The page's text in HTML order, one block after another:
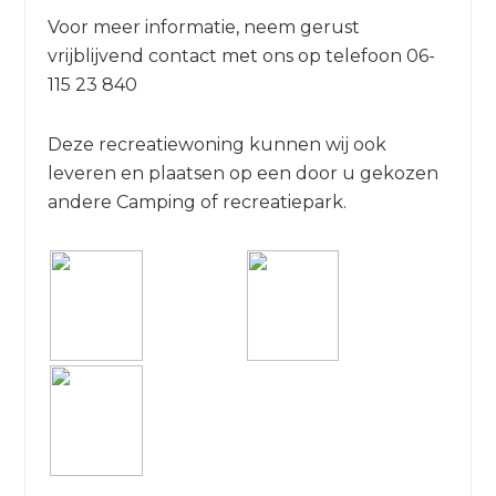
Voor meer informatie, neem gerust
vrijblijvend contact met ons op telefoon 06-
115 23 840
Deze recreatiewoning kunnen wij ook
leveren en plaatsen op een door u gekozen
andere Camping of recreatiepark.